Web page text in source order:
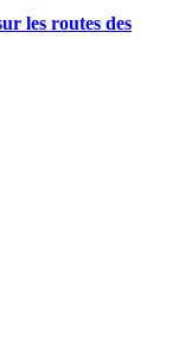
les routes des